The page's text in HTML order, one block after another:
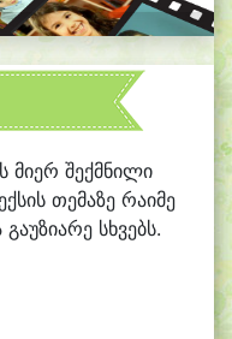
მიერ შექმნილი
თემაზე რაიმე
სხვებს.